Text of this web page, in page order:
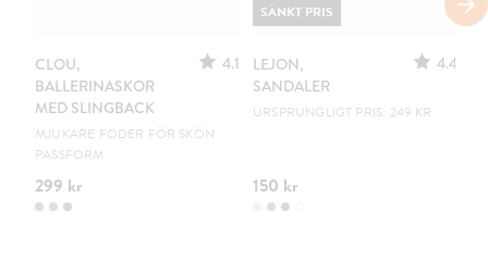
CLOU,
BALLERINASKOR
MED SLINGBACK
4.1
MJUKARE FODER FÖR SKÖN
PASSFORM
299 kr
LEJON,
SANDALER
4.4
URSPRUNGLIGT PRIS: 249 KR
150 kr
SÄNKT PRIS